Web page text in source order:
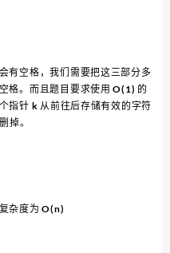
有空格，我们需要把这三部分多
格。而且题目要求使用 O(1) 的
指针 k 从前往后存储有效的字符
掉。
杂度为 O(n)